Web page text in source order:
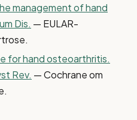
management of hand
Dis. — EULAR-
for hand osteoarthritis.
Rev. — Cochrane om